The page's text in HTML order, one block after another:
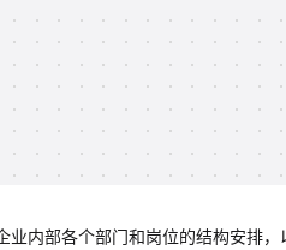
业内部各个部门和岗位的结构安排